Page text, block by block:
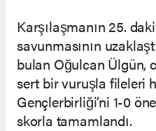
Karşılaşmanın 25.
savunmasının
bulan Oğulcan Ülgün,
sert bir vuruşla fileleri
Gençlerbirliği’ni 1-0
skorla tamamlandı.